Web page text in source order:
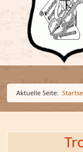
Aktuelle Seite: